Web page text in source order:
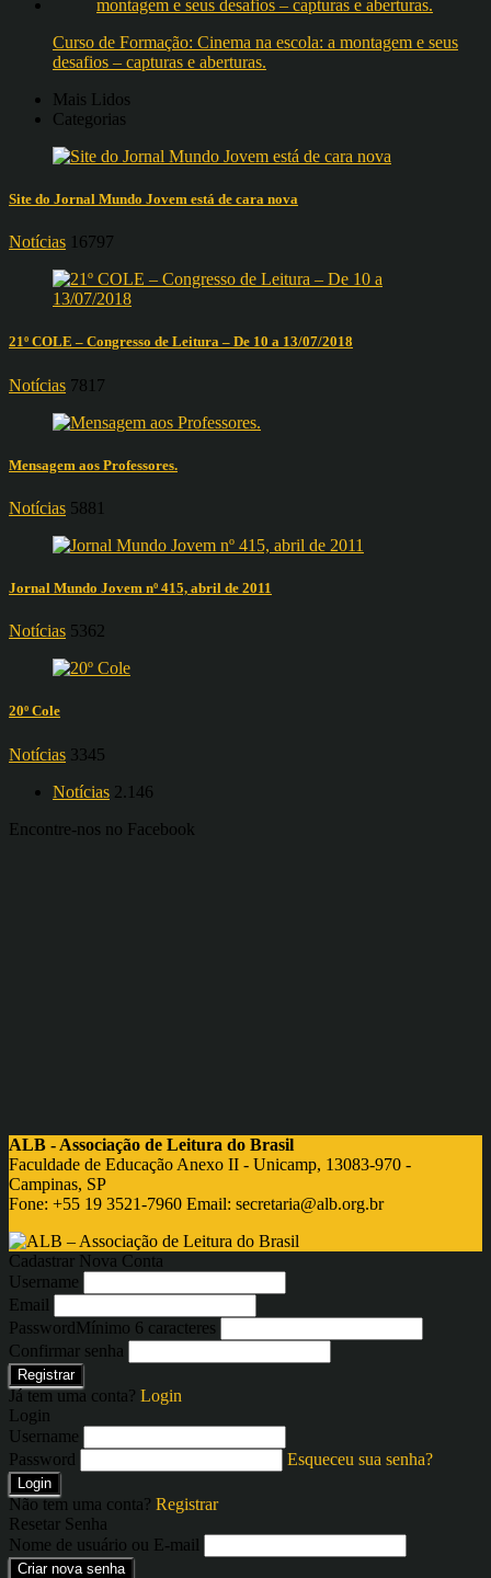
Curso de Formação: Cinema na escola: a montagem e seus
desafios – capturas e aberturas.
Mais Lidos
Categorias
Site do Jornal Mundo Jovem está de cara nova
Notícias 16797
21º COLE – Congresso de Leitura – De 10 a 13/07/2018
Notícias 7817
Mensagem aos Professores.
Notícias 5881
Jornal Mundo Jovem nº 415, abril de 2011
Notícias 5362
20º Cole
Notícias 3345
Notícias 2.146
Encontre-nos no Facebook
ALB - Associação de Leitura do Brasil
Faculdade de Educação Anexo II - Unicamp, 13083-970 -
Campinas, SP
Fone: +55 19 3521-7960 Email: secretaria@alb.org.br
Cadastrar Nova Conta
Username
Email
PasswordMínimo 6 caracteres
Confirmar senha
Registrar
Já tem uma conta? Login
Login
Username
Password
Esqueceu sua senha?
Login
Não tem uma conta? Registrar
Resetar Senha
Nome de usuário ou E-mail
Criar nova senha